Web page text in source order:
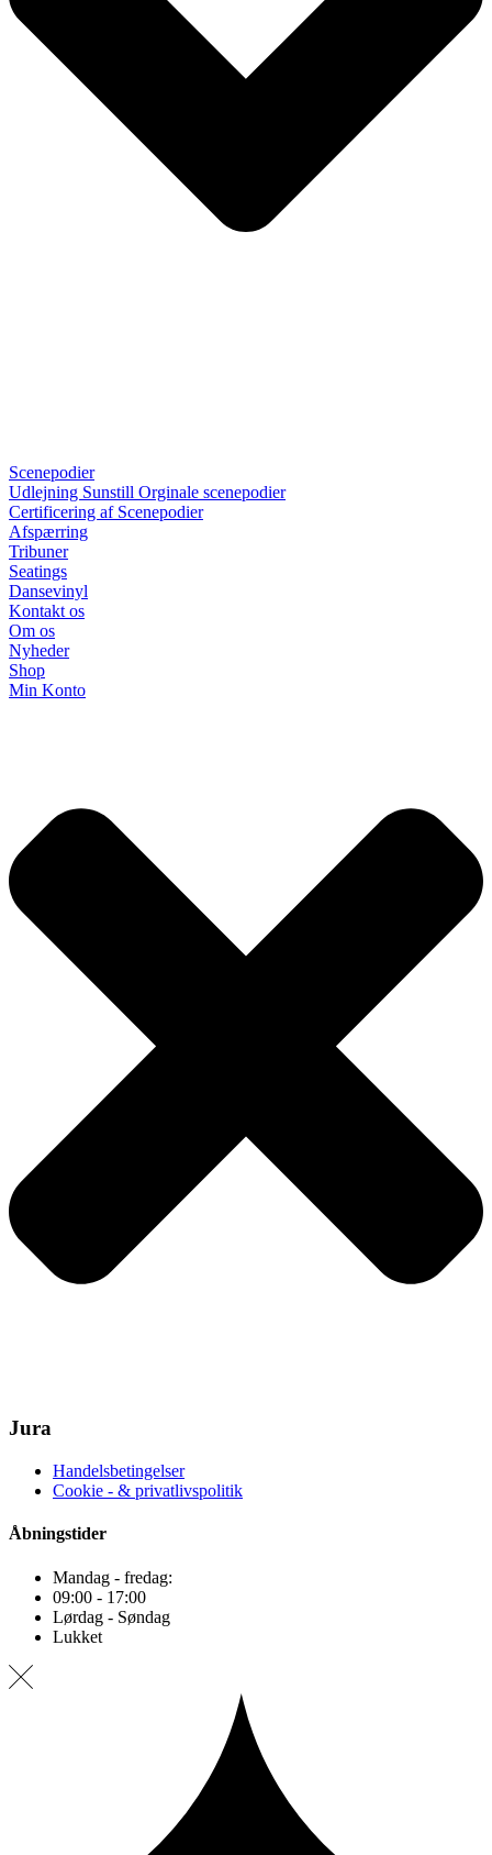
Scenepodier
Udlejning Sunstill Orginale scenepodier
Certificering af Scenepodier
Afspærring
Tribuner
Seatings
Dansevinyl
Kontakt os
Om os
Nyheder
Shop
Min Konto
Jura
Handelsbetingelser
Cookie - & privatlivspolitik
Åbningstider
Mandag - fredag:
09:00 - 17:00
Lørdag - Søndag
Lukket